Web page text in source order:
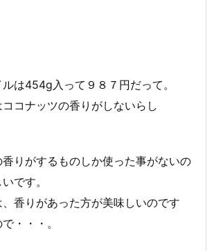
は454g入って９８７円だって。
コナッツの香りがしないらし
りがするものしか使った事がないの
です。
香りがあった方が美味しいのです
・・・。